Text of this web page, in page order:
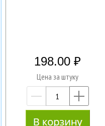
198.00
Цена за штуку
—